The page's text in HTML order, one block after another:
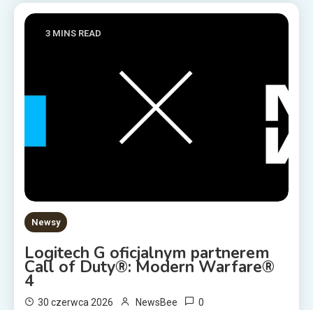
3 MINS READ
Newsy
Logitech G oficjalnym partnerem
Call of Duty®: Modern Warfare®
4
30 czerwca 2026 NewsBee 0